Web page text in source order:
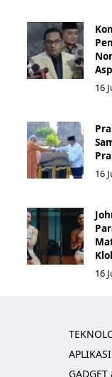
16
16
16
APLIKASI
GADGET